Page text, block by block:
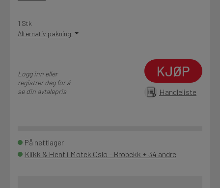
Siste nytt om dine favorittprodukter
1 Stk
Alternativ pakning
Logg inn eller
registrer deg for å
se din avtalepris
KJØP
Handleliste
På nettlager
Klikk & Hent i Motek Oslo - Brobekk + 34 andre